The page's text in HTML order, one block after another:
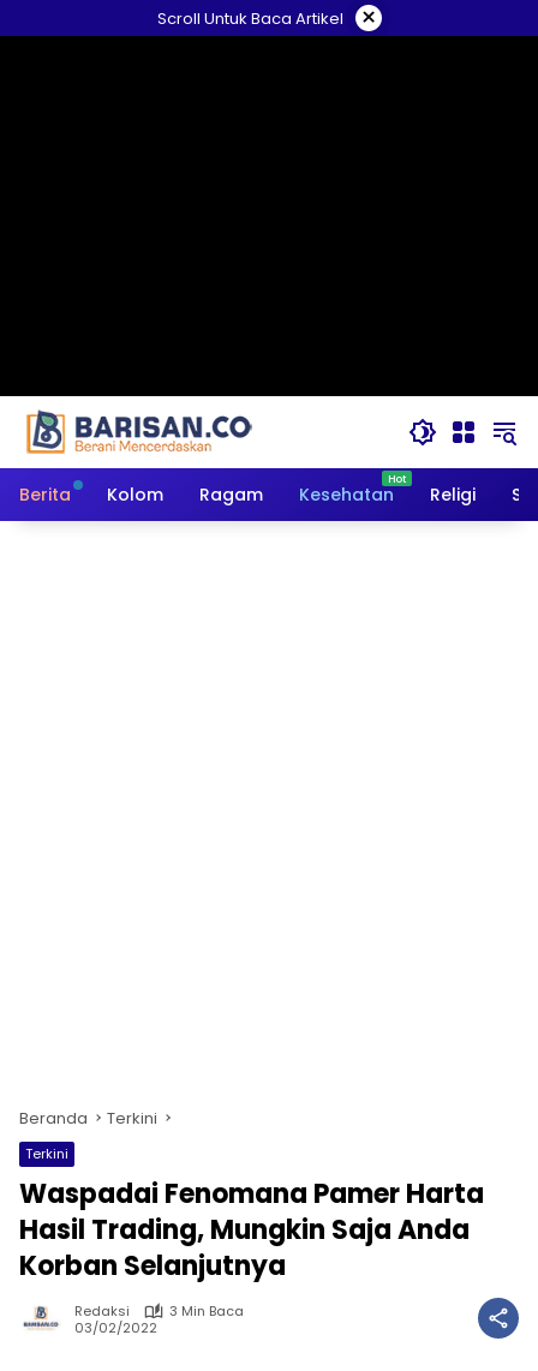
ke
Scroll Untuk Baca Artikel ×
Berita Kolom Ragam Kesehatan Religi
Beranda Terkini
Terkini
Waspadai Fenomana Pamer Harta
Hasil Trading, Mungkin Saja Anda
Korban Selanjutnya
Redaksi
3 Min Baca
03/02/2022